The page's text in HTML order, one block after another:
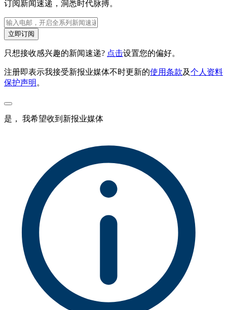
订阅新闻速递，洞悉时代脉搏。
立即订阅
只想接收感兴趣的新闻速递? 点击设置您的偏好。
注册即表示我接受新报业媒体不时更新的使用条款及个人资料
保护声明 。
是， 我希望收到新报业媒体